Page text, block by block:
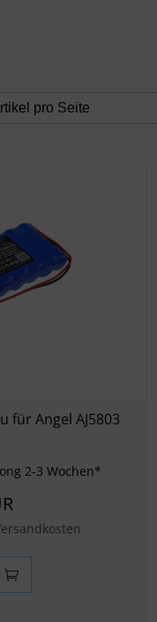
für Angel AJ5803
2-3 Wochen*